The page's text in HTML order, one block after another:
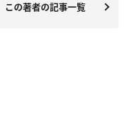
この著者の記事一覧